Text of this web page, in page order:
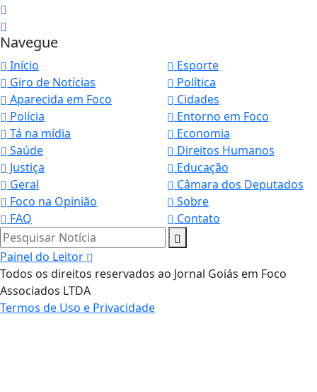
Navegue
Início
Esporte
Giro de Notícias
Política
Aparecida em Foco
Cidades
Polícia
Entorno em Foco
Tá na mídia
Economia
Saúde
Direitos Humanos
Justiça
Educação
Geral
Câmara dos Deputados
Foco na Opinião
Sobre
FAQ
Contato
Pesquisar Notícia
Painel do Leitor
Todos os direitos reservados ao Jornal Goiás em Foco
Associados LTDA
Termos de Uso e Privacidade